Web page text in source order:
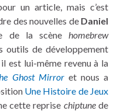
un article, mais c’est
des nouvelles de Daniel
de la scène homebrew
outils de développement
est lui-même revenu à la
Ghost Mirroret nous a
Une Histoire de Jeux
cette reprise chiptunede